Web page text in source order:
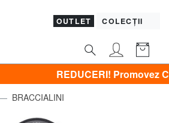
OUTLET COLECȚII
REDUCERI! Promovez
BRACCIALINI